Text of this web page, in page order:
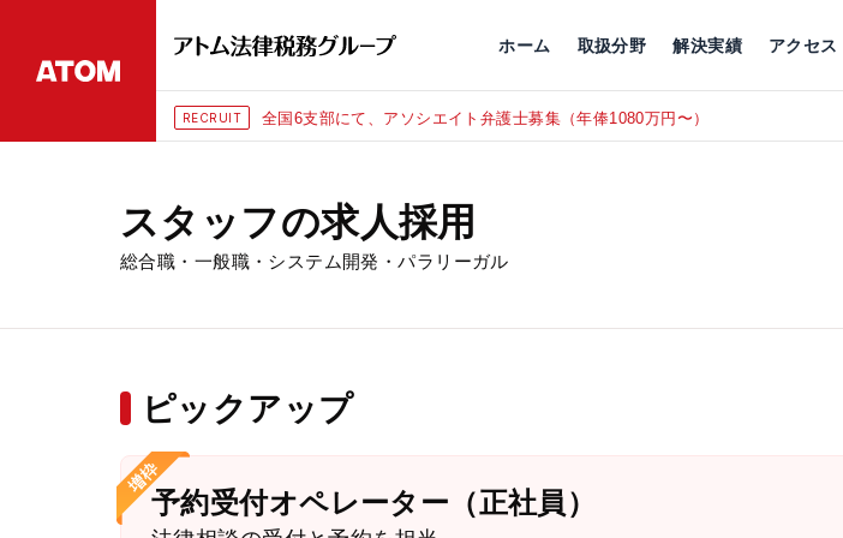
ホーム 取扱分野 解決実績 アクセス
RECRUIT 東京にて、相談予約スタッフ募集（月給38万以上）
スタッフの求人採用
総合職・一般職・システム開発・パラリーガル
ピックアップ
予約受付オペレーター（正社員）